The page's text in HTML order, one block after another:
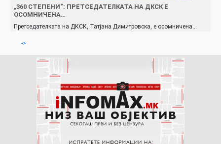
„360 СТЕПЕНИ“: ПРЕТСЕДАТЕЛКАТА НА ДКСК Е
ОСОМНИЧЕНА…
Претседателката на ДКСК, Татјана Димитровска, е осомничена…
->